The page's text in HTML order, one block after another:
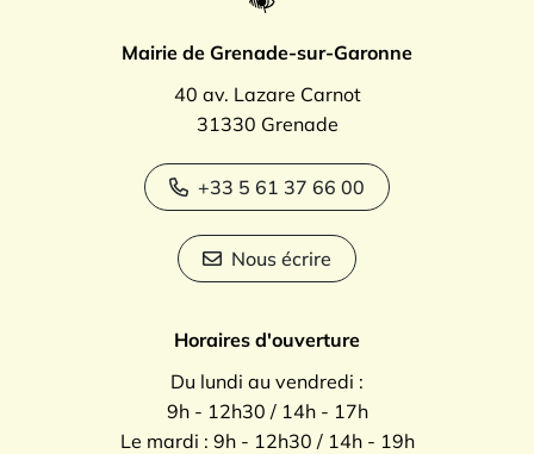
Mairie de Grenade-sur-Garonne
40 av. Lazare Carnot
31330 Grenade
+33 5 61 37 66 00
Nous écrire
Horaires d'ouverture
Du lundi au vendredi :
9h - 12h30 / 14h - 17h
Le mardi : 9h - 12h30 / 14h - 19h